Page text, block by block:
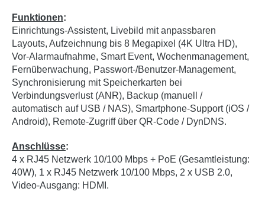
Funktionen:
Einrichtungs-Assistent, Livebild mit anpassbaren
Layouts, Aufzeichnung bis 8 Megapixel (4K Ultra HD),
Vor-Alarmaufnahme, Smart Event, Wochenmanagement,
Fernüberwachung, Passwort-/Benutzer-Management,
Synchronisierung mit Speicherkarten bei
Verbindungsverlust (ANR), Backup (manuell /
automatisch auf USB / NAS), Smartphone-Support (iOS /
Android), Remote-Zugriff über QR-Code / DynDNS.
Anschlüsse:
4 x RJ45 Netzwerk 10/100 Mbps + PoE (Gesamtleistung:
40W), 1 x RJ45 Netzwerk 10/100 Mbps, 2 x USB 2.0,
Video-Ausgang: HDMI.